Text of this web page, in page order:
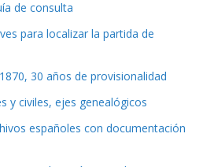
de consulta
para localizar la partida de
30 años de provisionalidad
y civiles, ejes genealógicos
españoles con documentación